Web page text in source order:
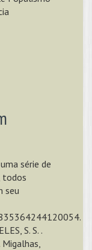
série de
todos
seu
S. S. .